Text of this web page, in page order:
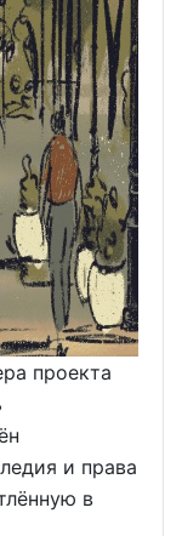
проекта
и права
в